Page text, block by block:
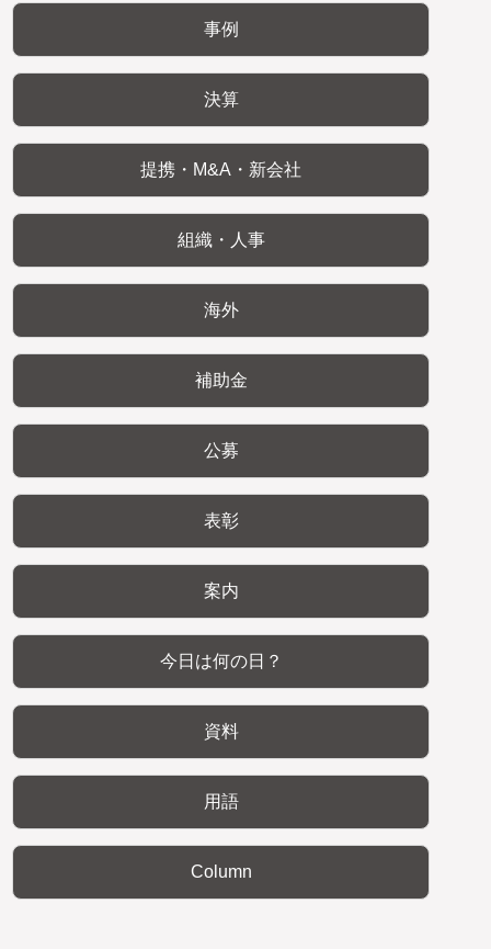
事例
決算
提携・M&A・新会社
組織・人事
海外
補助金
公募
表彰
案内
今日は何の日？
資料
用語
Column